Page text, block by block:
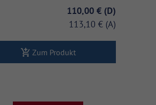
110,00 €
113,10 €
Zum Produkt